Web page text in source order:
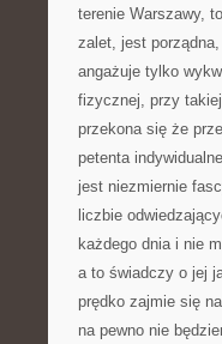
terenie Warszawy,
zalet, jest
angażuje tylko
fizycznej, przy
przekona się że
petenta
jest niezmiernie
liczbie
każdego dnia i nie
a to świadczy o jej
prędko zajmie się
na pewno nie